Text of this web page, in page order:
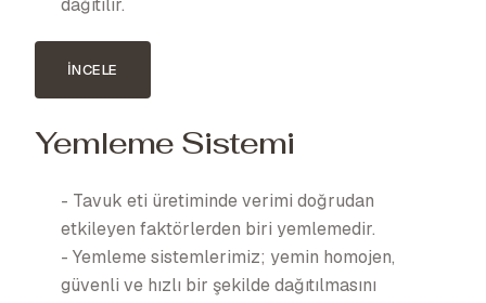
dağıtılır.
İNCELE
Yemleme Sistemi
- Tavuk eti üretiminde verimi doğrudan
etkileyen faktörlerden biri yemlemedir.
- Yemleme sistemlerimiz; yemin homojen,
güvenli ve hızlı bir şekilde dağıtılmasını